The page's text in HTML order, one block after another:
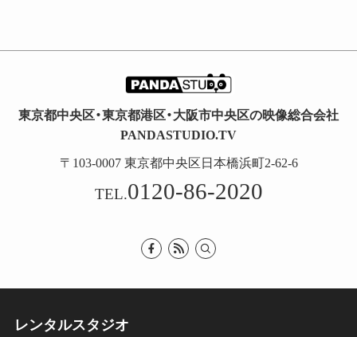
東京都中央区・東京都港区・大阪市中央区の映像総合会社
PANDASTUDIO.TV
〒103-0007 東京都中央区日本橋浜町2-62-6
TEL.0120-86-2020
レンタルスタジオ